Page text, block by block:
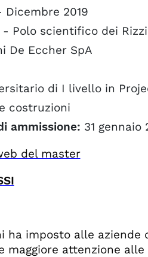
Dicembre 2019
Polo scientifico dei
De Eccher SpA
di I livello in
costruzioni
ammissione: 31 gennaio
del master
imposto alle aziende
maggiore attenzione